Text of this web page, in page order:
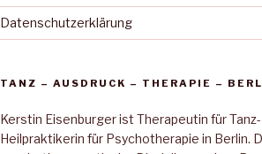
Datenschutzerklärung
TANZ – AUSDRUCK – THERAPIE –
Kerstin Eisenburger ist Therapeutin für
Heilpraktikerin für Psychotherapie in Berlin.